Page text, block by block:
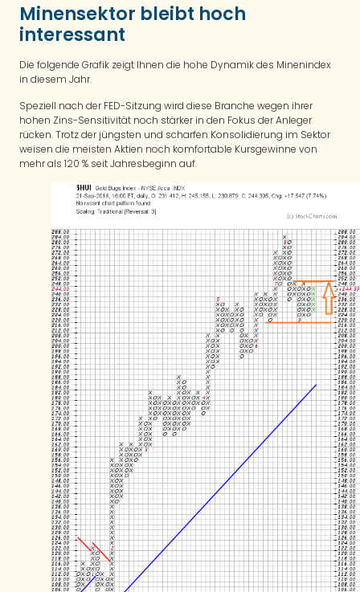
Minensektor bleibt hoch
interessant
Die folgende Grafik zeigt Ihnen die hohe Dynamik des Minenindex
in diesem Jahr.
Speziell nach der FED-Sitzung wird diese Branche wegen ihrer
hohen Zins-Sensitivität noch stärker in den Fokus der Anleger
rücken. Trotz der jüngsten und scharfen Konsolidierung im Sektor
weisen die meisten Aktien noch komfortable Kursgewinne von
mehr als 120 % seit Jahresbeginn auf.